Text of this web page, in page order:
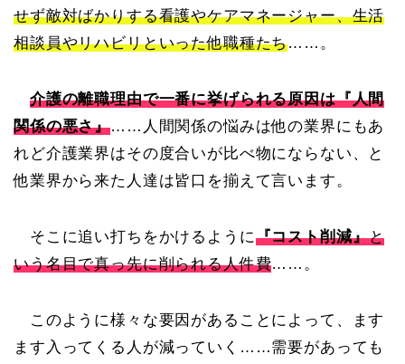
せず敵対ばかりする看護やケアマネージャー、生活
相談員やリハビリといった他職種たち……。
介護の離職理由で一番に挙げられる原因は『人間
関係の悪さ』……人間関係の悩みは他の業界にもあ
れど介護業界はその度合いが比べ物にならない、と
他業界から来た人達は皆口を揃えて言います。
そこに追い打ちをかけるように『コスト削減』と
いう名目で真っ先に削られる人件費……。
このように様々な要因があることによって、ます
ます入ってくる人が減っていく……需要があっても